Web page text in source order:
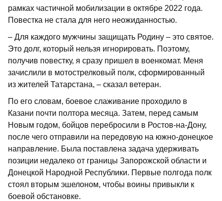
рамках частичной мобилизации в октябре 2022 года.
Повестка не стала для него неожиданностью.
– Для каждого мужчины защищать Родину – это святое.
Это долг, который нельзя игнорировать. Поэтому,
получив повестку, я сразу пришел в военкомат. Меня
зачислили в мотострелковый полк, сформированный
из жителей Татарстана, – сказал ветеран.
По его словам, боевое слаживание проходило в
Казани почти полтора месяца. Затем, перед самым
Новым годом, бойцов перебросили в Ростов-на-Дону,
после чего отправили на передовую на южно-донецкое
направление. Была поставлена задача удерживать
позиции недалеко от границы Запорожской области и
Донецкой Народной Республики. Первые полгода полк
стоял вторым эшелоном, чтобы воины привыкли к
боевой обстановке.